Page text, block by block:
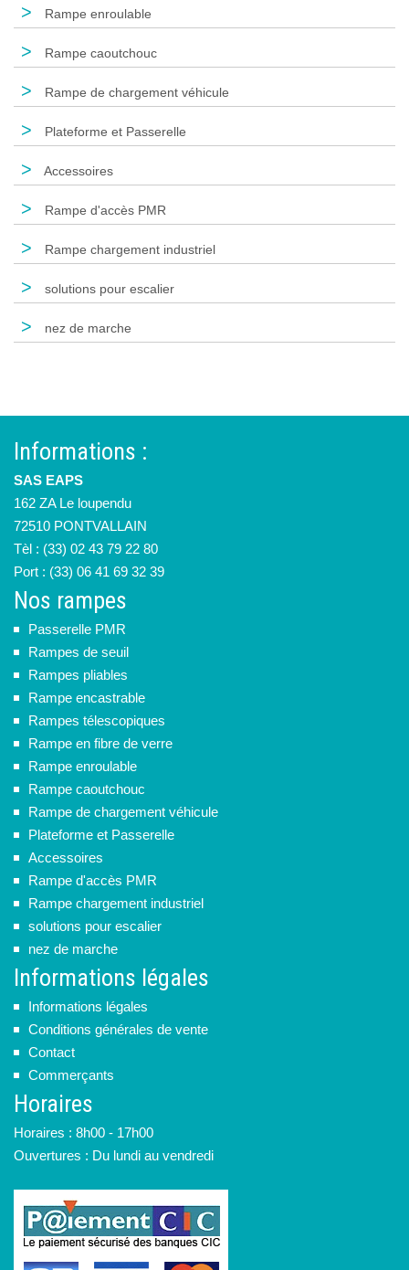
> Rampe enroulable
> Rampe caoutchouc
> Rampe de chargement véhicule
> Plateforme et Passerelle
> Accessoires
> Rampe d'accès PMR
> Rampe chargement industriel
> solutions pour escalier
> nez de marche
Informations :
SAS EAPS
162 ZA Le loupendu
72510 PONTVALLAIN
Tèl : (33) 02 43 79 22 80
Port : (33) 06 41 69 32 39
Nos rampes
Passerelle PMR
Rampes de seuil
Rampes pliables
Rampe encastrable
Rampes télescopiques
Rampe en fibre de verre
Rampe enroulable
Rampe caoutchouc
Rampe de chargement véhicule
Plateforme et Passerelle
Accessoires
Rampe d'accès PMR
Rampe chargement industriel
solutions pour escalier
nez de marche
Informations légales
Informations légales
Conditions générales de vente
Contact
Commerçants
Horaires
Horaires : 8h00 - 17h00
Ouvertures : Du lundi au vendredi